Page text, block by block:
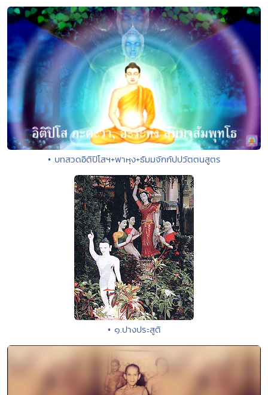
• บทสวดอิติปิโสฯ+พาหุง+ธัมมจักกัปปวัตตนสูตร
• ๑.ปางประสูติ